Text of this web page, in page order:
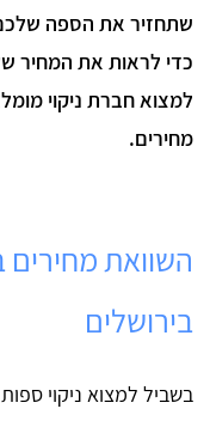
שתחזיר את הספה
כדי לראות את המחיר
למצוא חברת ניקוי
מחירים.
השוואת מחירים
בירושלים
בשביל למצוא ניקוי